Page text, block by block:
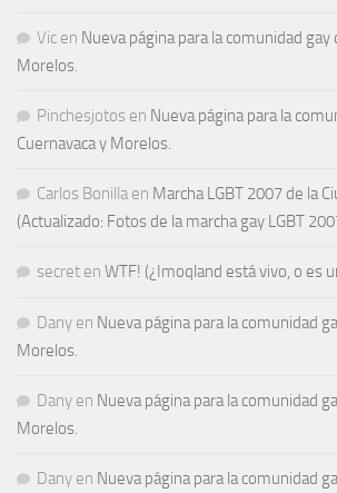
Vic en Nueva página para la comunidad gay
Morelos.
Pinchesjotos en Nueva página para la
Cuernavaca y Morelos.
Carlos Bonilla en Marcha LGBT 2007 de la
(Actualizado: Fotos de la marcha gay LGBT
secret en WTF! (¿Imoqland está vivo, o es
Dany en Nueva página para la comunidad
Morelos.
Dany en Nueva página para la comunidad
Morelos.
Dany en Nueva página para la comunidad